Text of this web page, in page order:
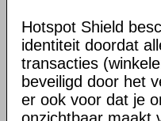
Hotspot Shield
identiteit doordat
transacties
beveiligd door het
er ook voor dat je